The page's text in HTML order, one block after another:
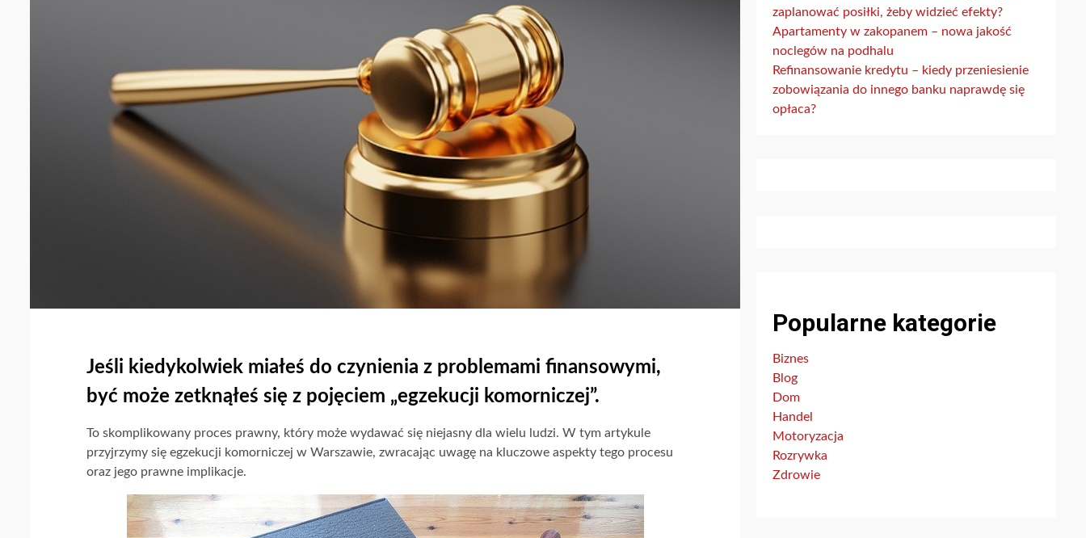
Jeśli kiedykolwiek miałeś do czynienia z problemami finansowymi,
być może zetknąłeś się z pojęciem „egzekucji komorniczej”.
To skomplikowany proces prawny, który może wydawać się niejasny dla wielu ludzi. W tym artykule
przyjrzymy się egzekucji komorniczej w Warszawie, zwracając uwagę na kluczowe aspekty tego procesu
oraz jego prawne implikacje.
zaplanować posiłki, żeby widzieć efekty?
Apartamenty w zakopanem – nowa jakość
noclegów na podhalu
Refinansowanie kredytu – kiedy przeniesienie
zobowiązania do innego banku naprawdę się
opłaca?
Popularne kategorie
Biznes
Blog
Dom
Handel
Motoryzacja
Rozrywka
Zdrowie